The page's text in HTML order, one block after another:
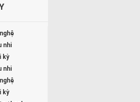
nhi
kỳ
nhi
kỳ